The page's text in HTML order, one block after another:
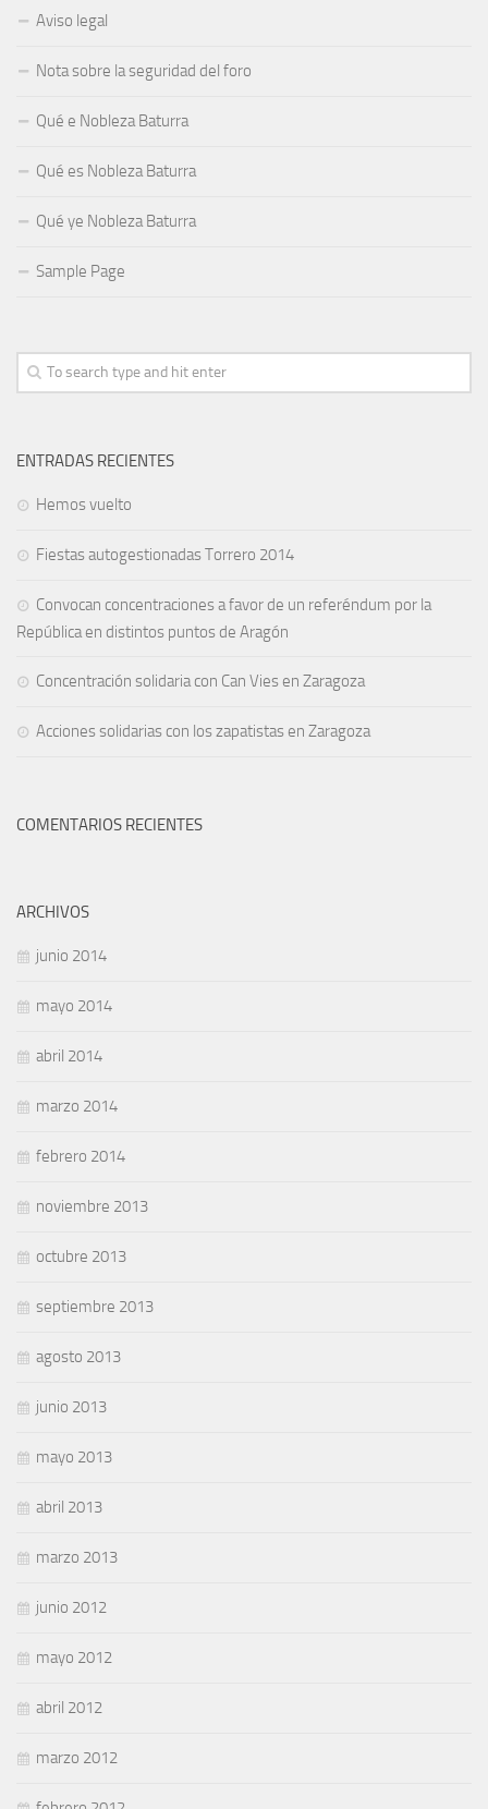
Aviso legal
Nota sobre la seguridad del foro
Qué e Nobleza Baturra
Qué es Nobleza Baturra
Qué ye Nobleza Baturra
Sample Page
ENTRADAS RECIENTES
Hemos vuelto
Fiestas autogestionadas Torrero 2014
Convocan concentraciones a favor de un referéndum por la
República en distintos puntos de Aragón
Concentración solidaria con Can Vies en Zaragoza
Acciones solidarias con los zapatistas en Zaragoza
COMENTARIOS RECIENTES
ARCHIVOS
junio 2014
mayo 2014
abril 2014
marzo 2014
febrero 2014
noviembre 2013
octubre 2013
septiembre 2013
agosto 2013
junio 2013
mayo 2013
abril 2013
marzo 2013
junio 2012
mayo 2012
abril 2012
marzo 2012